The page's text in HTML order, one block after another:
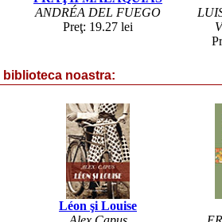
ANDRÉA DEL FUEGO
Preţ: 19.27 lei
noastra:
Léon şi Louise